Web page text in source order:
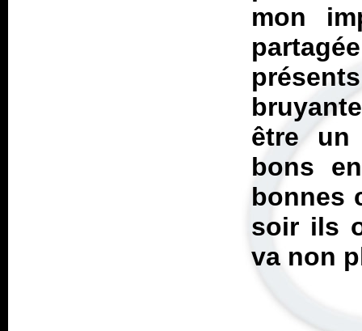
mon
être un
bons
bonnes
soir ils
va non